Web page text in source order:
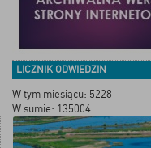
LICZNIK ODWIEDZIN
W tym miesiącu: 5228
W sumie: 135004